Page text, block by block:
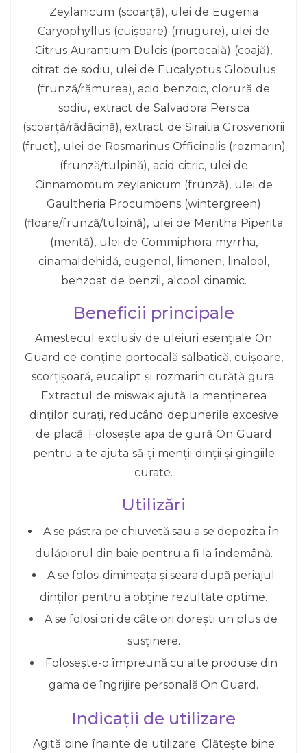
Zeylanicum (scoarță), ulei de Eugenia
Caryophyllus (cuișoare) (mugure), ulei de
Citrus Aurantium Dulcis (portocală) (coajă),
citrat de sodiu, ulei de Eucalyptus Globulus
(frunză/rămurea), acid benzoic, clorură de
sodiu, extract de Salvadora Persica
(scoarță/rădăcină), extract de Siraitia Grosvenorii
(fruct), ulei de Rosmarinus Officinalis (rozmarin)
(frunză/tulpină), acid citric, ulei de
Cinnamomum zeylanicum (frunză), ulei de
Gaultheria Procumbens (wintergreen)
(floare/frunză/tulpină), ulei de Mentha Piperita
(mentă), ulei de Commiphora myrrha,
cinamaldehidă, eugenol, limonen, linalool,
benzoat de benzil, alcool cinamic.
Beneficii principale
Amestecul exclusiv de uleiuri esențiale On
Guard ce conține portocală sălbatică, cuișoare,
scorțișoară, eucalipt și rozmarin curăță gura.
Extractul de miswak ajută la menținerea
dinților curați, reducând depunerile excesive
de placă. Folosește apa de gură On Guard
pentru a te ajuta să-ți menții dinții și gingiile
curate.
Utilizări
A se păstra pe chiuvetă sau a se depozita în
dulăpiorul din baie pentru a fi la îndemână.
A se folosi dimineața și seara după periajul
dinților pentru a obține rezultate optime.
A se folosi ori de câte ori dorești un plus de
susținere.
Folosește-o împreună cu alte produse din
gama de îngrijire personală On Guard.
Indicații de utilizare
Agită bine înainte de utilizare. Clătește bine